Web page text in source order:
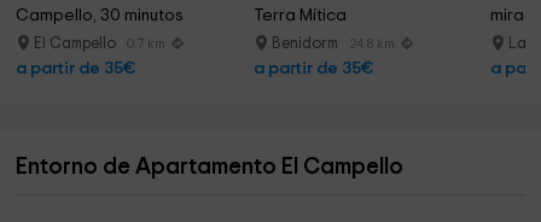
Campello, 30 minutos
El Campello 0.7 km
a partir de 35€
Terra Mítica
Benidorm 24.8 km
a partir de 35€
La/
a
Entorno de Apartamento El Campello